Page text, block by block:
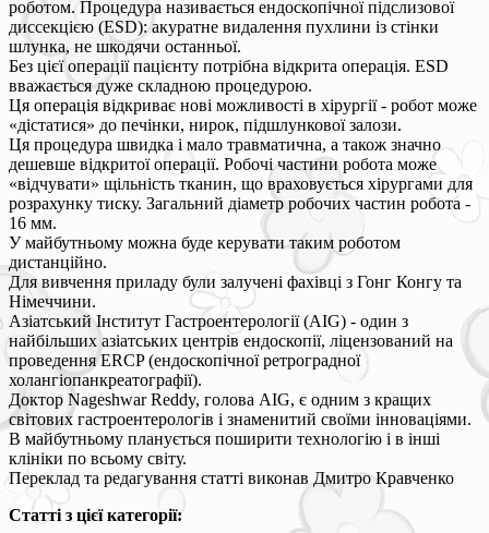
роботом. Процедура називається ендоскопічної підслизової
диссекцією (ESD): акуратне видалення пухлини із стінки
шлунка, не шкодячи останньої.
Без цієї операції пацієнту потрібна відкрита операція. ESD
вважається дуже складною процедурою.
Ця операція відкриває нові можливості в хірургії - робот може
«дістатися» до печінки, нирок, підшлункової залози.
Ця процедура швидка і мало травматична, а також значно
дешевше відкритої операції. Робочі частини робота може
«відчувати» щільність тканин, що враховується хірургами для
розрахунку тиску. Загальний діаметр робочих частин робота -
16 мм.
У майбутньому можна буде керувати таким роботом
дистанційно.
Для вивчення приладу були залучені фахівці з Гонг Конгу та
Німеччини.
Азіатський Інститут Гастроентерології (AIG) - один з
найбільших азіатських центрів ендоскопії, ліцензований на
проведення ERCP (ендоскопічної ретроградної
холангіопанкреатографії).
Доктор Nageshwar Reddy, голова AIG, є одним з кращих
світових гастроентерологів і знаменитий своїми інноваціями.
В майбутньому планується поширити технологію і в інші
клініки по всьому світу.
Переклад та редагування статті виконав Дмитро Кравченко
Статті з цієї категорії: